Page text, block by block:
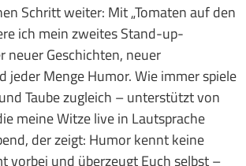
Schritt weiter: Mit „Tomaten auf den
ich mein zweitesStand-up-
neuer Geschichten, neuer
jeder Menge Humor.Wie immer spiele
Taube zugleich – unterstützt von
meineWitze live in Lautsprache
der zeigt: Humor kennt keine
vorbei und überzeugt Euch selbst –